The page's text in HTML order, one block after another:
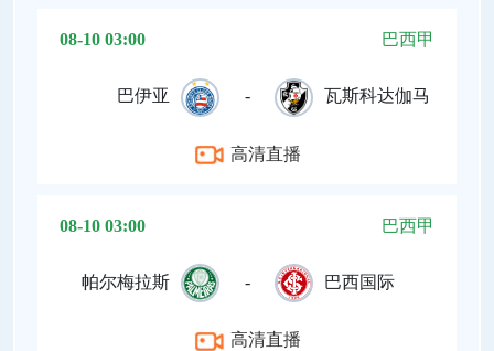
08-10 03:00 巴西甲
巴伊亚 - 瓦斯科达伽马
高清直播
08-10 03:00 巴西甲
帕尔梅拉斯 - 巴西国际
高清直播